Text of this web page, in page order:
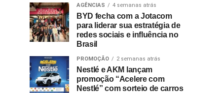
AGÊNCIAS 4 semanas atrás
BYD fecha com a Jotacom
para liderar sua estratégia de
redes sociais e influência no
Brasil
PROMOÇÃO 2 semanas atrás
Nestlé e AKM lançam
promoção “Acelere com
Nestlé” com sorteio de carros